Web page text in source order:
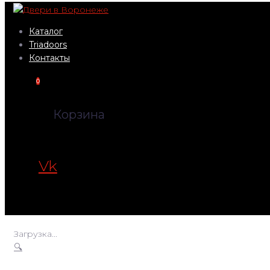
Перейти
контентуКаталог
Triadoors
Контакты
0
Корзина
Vk
Загрузка...
🔍